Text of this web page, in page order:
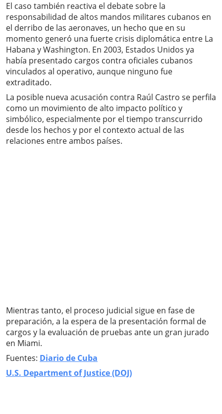
El caso también reactiva el debate sobre la
responsabilidad de altos mandos militares cubanos en
el derribo de las aeronaves, un hecho que en su
momento generó una fuerte crisis diplomática entre La
Habana y Washington. En 2003, Estados Unidos ya
había presentado cargos contra oficiales cubanos
vinculados al operativo, aunque ninguno fue
extraditado.
La posible nueva acusación contra Raúl Castro se perfila
como un movimiento de alto impacto político y
simbólico, especialmente por el tiempo transcurrido
desde los hechos y por el contexto actual de las
relaciones entre ambos países.
Mientras tanto, el proceso judicial sigue en fase de
preparación, a la espera de la presentación formal de
cargos y la evaluación de pruebas ante un gran jurado
en Miami.
Fuentes: Diario de Cuba
U.S. Department of Justice (DOJ)